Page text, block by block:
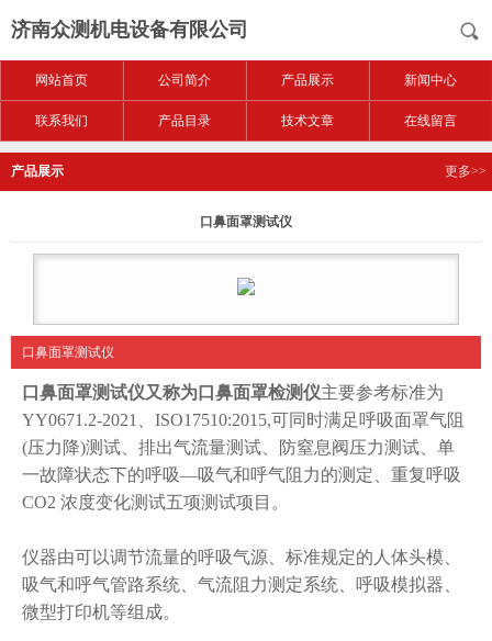
济南众测机电设备有限公司
网站首页 公司简介 产品展示 新闻中心
联系我们 产品目录 技术文章 在线留言
产品展示 更多>>
口鼻面罩测试仪
口鼻面罩测试仪
口鼻面罩测试仪又称为口鼻面罩检测仪主要参考标准为
YY0671.2-2021、ISO17510:2015,可同时满足呼吸面罩气阻
(压力降)测试、排出气流量测试、防窒息阀压力测试、单
一故障状态下的呼吸—吸气和呼气阻力的测定、重复呼吸
CO2 浓度变化测试五项测试项目。
仪器由可以调节流量的呼吸气源、标准规定的人体头模、
吸气和呼气管路系统、气流阻力测定系统、呼吸模拟器、
微型打印机等组成。